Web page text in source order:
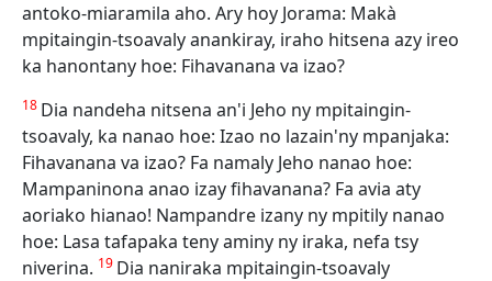
antoko-miaramila aho. Ary hoy Jorama: Makà
mpitaingin-tsoavaly anankiray, iraho hitsena azy ireo
ka hanontany hoe: Fihavanana va izao?
18 Dia nandeha nitsena an'i Jeho ny mpitaingin-
tsoavaly, ka nanao hoe: Izao no lazain'ny mpanjaka:
Fihavanana va izao? Fa namaly Jeho nanao hoe:
Mampaninona anao izay fihavanana? Fa avia aty
aoriako hianao! Nampandre izany ny mpitily nanao
hoe: Lasa tafapaka teny aminy ny iraka, nefa tsy
niverina. 19 Dia naniraka mpitaingin-tsoavaly